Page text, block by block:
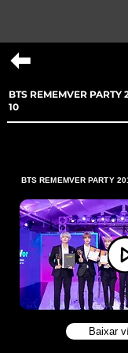
BTS REMEMVER PARTY
10
BTS REMEMVER PARTY
Baixar